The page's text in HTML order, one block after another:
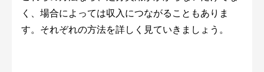
く、場合によっては収入につながることもありま
す。それぞれの方法を詳しく見ていきましょう。